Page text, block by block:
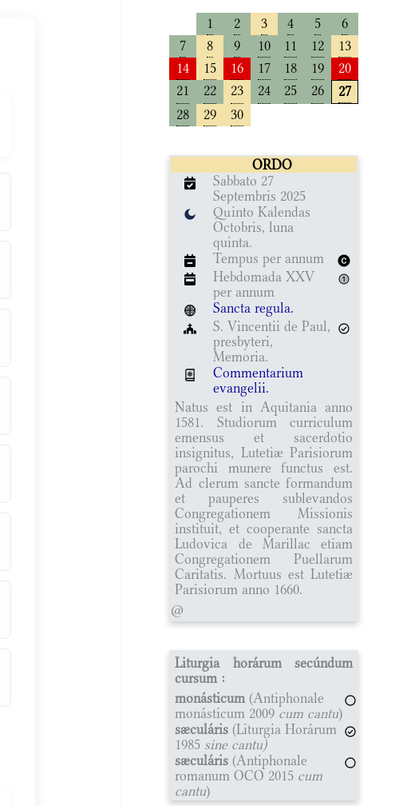
1 2 3 4 5
6
7
8 9 10 11 12
13
14
15 16 17 18 19
20
21
22 23 24 25 26
27
28
29 30
ORDO
Sabbato 27
Septembris 2025
Quinto Kalendas
Octobris, luna
quinta.
Tempus per annum
Hebdomada XXV
per annum
Sancta regula.
S. Vincentii de Paul,
presbyteri,
Memoria.
Commentarium
evangelii.
Natus est in Aquitania anno
1581. Studiorum curriculum
emensus et sacerdotio
insignitus, Lutetiæ Parisiorum
parochi munere functus est.
Ad clerum sancte formandum
et pauperes sublevandos
Congregationem Missionis
instituit, et cooperante sancta
Ludovica de Marillac etiam
Congregationem Puellarum
Caritatis. Mortuus est Lutetiæ
Parisiorum anno 1660.
@
Liturgia horárum secúndum
cursum :
monásticum (Antiphonale
monásticum 2009 cum cantu)
sæculáris (Liturgia Horárum
1985 sine cantu)
sæculáris (Antiphonale
romanum OCO 2015 cum
cantu)